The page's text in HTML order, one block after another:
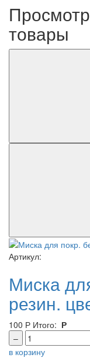
товары
Артикул:
Миска
резин.
100 Р Итого: Р
–
в корзину